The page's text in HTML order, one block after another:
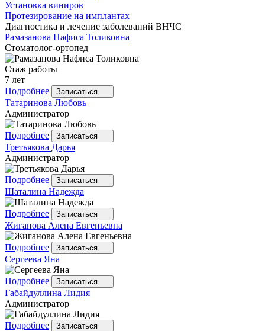
Установка виниров
Протезирование на имплантах
Диагностика и лечение заболеваний ВНЧС
Рамазанова Нафиса Толиковна
Стоматолог-ортопед
Стаж работы
7 лет
Подробнее
Записаться
Татаринова Любовь
Администратор
Подробнее Записаться
Третьякова Дарья
Администратор
Подробнее Записаться
Шаталина Надежда
Подробнее Записаться
Жиганова Алена Евгеньевна
Подробнее Записаться
Сергеева Яна
Подробнее Записаться
Габайдуллина Лидия
Администратор
Подробнее Записаться